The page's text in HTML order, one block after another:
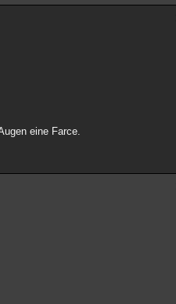
eine Farce.